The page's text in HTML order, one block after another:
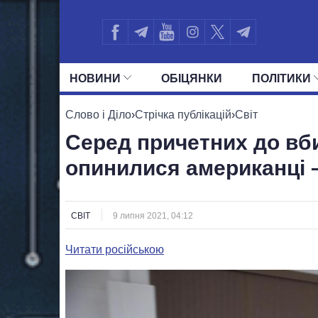
НОВИНИ ОБIЦЯНКИ ПОЛIТИКИ
УСІ ПОЛІТИКИ ПРЕЗИДЕНТ І ОФІС
Слово і Діло›Стрічка публікацій›Світ
Серед причетних до
опинилися американці
СВІТ 9 липня 2021, 04:12
Читати російською